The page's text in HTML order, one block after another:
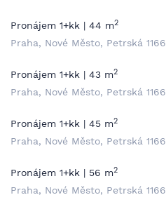
Pronájem 1+kk | 44 m2
Praha, Nové Město, Petrská 1166
Pronájem 1+kk | 43 m2
Praha, Nové Město, Petrská 1166
Pronájem 1+kk | 45 m2
Praha, Nové Město, Petrská 1166
Pronájem 1+kk | 56 m2
Praha, Nové Město, Petrská 1166